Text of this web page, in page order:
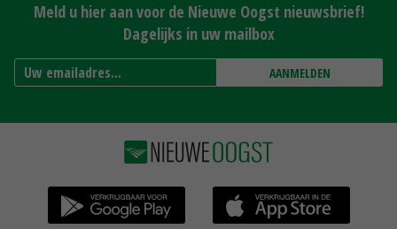
Meld u hier aan voor de Nieuwe Oogst nieuwsbrief!
Dagelijks in uw mailbox
AANMELDEN